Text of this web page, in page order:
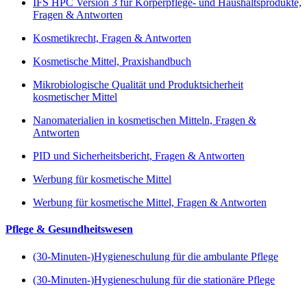
IFS HPC Version 3 für Körperpflege- und Haushaltsprodukte,
Fragen & Antworten
Kosmetikrecht, Fragen & Antworten
Kosmetische Mittel, Praxishandbuch
Mikrobiologische Qualität und Produktsicherheit
kosmetischer Mittel
Nanomaterialien in kosmetischen Mitteln, Fragen &
Antworten
PID und Sicherheitsbericht, Fragen & Antworten
Werbung für kosmetische Mittel
Werbung für kosmetische Mittel, Fragen & Antworten
Pflege & Gesundheitswesen
(30-Minuten-)Hygieneschulung für die ambulante Pflege
(30-Minuten-)Hygieneschulung für die stationäre Pflege